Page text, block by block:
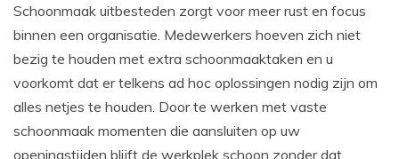
Schoonmaak uitbesteden zorgt voor meer rust en focus
binnen een organisatie. Medewerkers hoeven zich niet
bezig te houden met extra schoonmaaktaken en u
voorkomt dat er telkens ad hoc oplossingen nodig zijn om
alles netjes te houden. Door te werken met vaste
schoonmaak momenten die aansluiten op uw
openingstijden blijft de werkplek schoon zonder dat